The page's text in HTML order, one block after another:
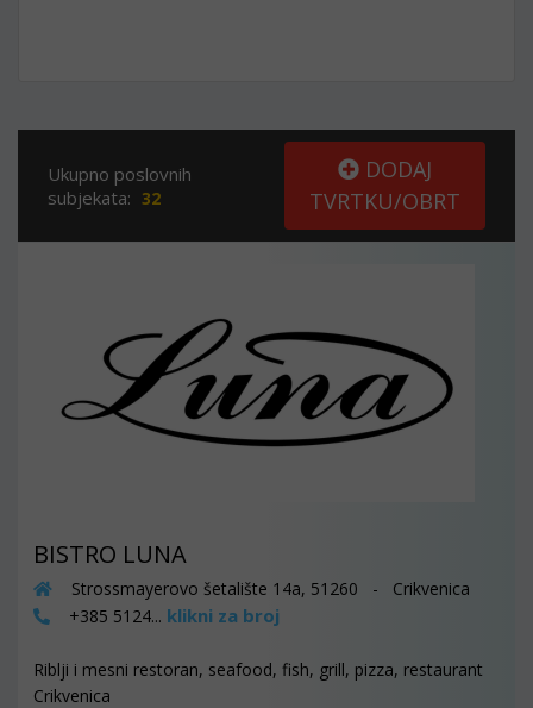
Ukupno poslovnih
subjekata: 32
DODAJ
TVRTKU/OBRT
BISTRO LUNA
Strossmayerovo šetalište 14a, 51260 - Crikvenica
+385 5124... klikni za broj
Riblji i mesni restoran, seafood, fish, grill, pizza, restaurant
Crikvenica